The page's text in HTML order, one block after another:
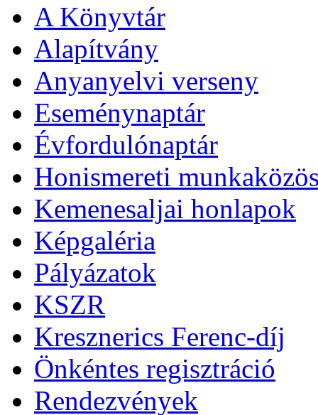
A Könyvtár
Alapítvány
Anyanyelvi verseny
Eseménynaptár
Évfordulónaptár
Honismereti
Kemenesaljai honlapok
Képgaléria
Pályázatok
KSZR
Kresznerics Ferenc-díj
Önkéntes regisztráció
Rendezvények